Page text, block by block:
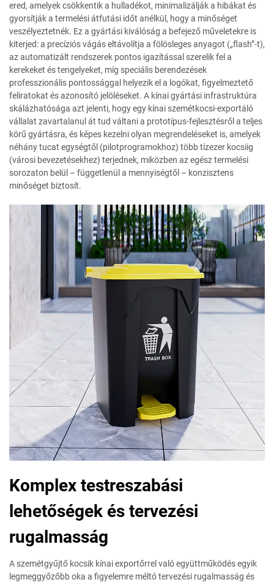
ered, amelyek csökkentik a hulladékot, minimalizálják a hibákat és
gyorsítják a termelési átfutási időt anélkül, hogy a minőséget
veszélyeztetnék. Ez a gyártási kiválóság a befejező műveletekre is
kiterjed: a precíziós vágás eltávolítja a fölösleges anyagot („flash”-t),
az automatizált rendszerek pontos igazítással szerelik fel a
kerekeket és tengelyeket, míg speciális berendezések
professzionális pontossággal helyezik el a logókat, figyelmeztető
feliratokat és azonosító jelöléseket. A kínai gyártási infrastruktúra
skálázhatósága azt jelenti, hogy egy kínai szemétkocsi-exportáló
vállalat zavartalanul át tud váltani a prototípus-fejlesztésről a teljes
körű gyártásra, és képes kezelni olyan megrendeléseket is, amelyek
néhány tucat egységtől (pilotprogramokhoz) több tízezer kocsiig
(városi bevezetésekhez) terjednek, miközben az egész termelési
sorozaton belül – függetlenül a mennyiségtől – konzisztens
minőséget biztosít.
Komplex testreszabási
lehetőségek és tervezési
rugalmasság
A szemétgyűjtő kocsik kínai exportőrrel való együttműködés egyik
legmeggyőzőbb oka a figyelemre méltó tervezési rugalmasság és